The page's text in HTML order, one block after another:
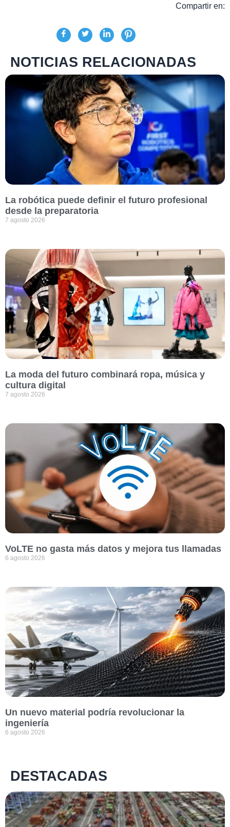
Compartir en:
NOTICIAS RELACIONADAS
La robótica puede definir el futuro profesional
desde la preparatoria
7 agosto 2026
La moda del futuro combinará ropa, música y
cultura digital
7 agosto 2026
VoLTE no gasta más datos y mejora tus llamadas
6 agosto 2026
Un nuevo material podría revolucionar la
ingeniería
6 agosto 2026
DESTACADAS